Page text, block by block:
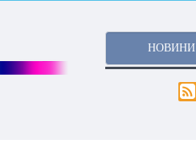
НОВИНИ